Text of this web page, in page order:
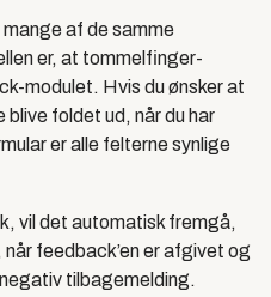
af de samme
er, at tommelfinger-
modulet. Hvis du ønsker at
foldet ud, når du har
er alle felterne synlige
vil det automatisk fremgå,
feedback’en er afgivet og
tilbagemelding.